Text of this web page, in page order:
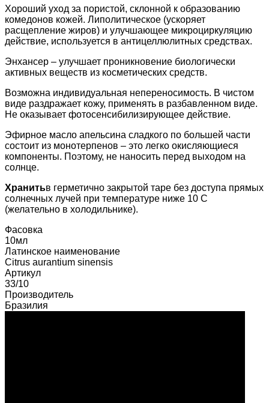
Хороший уход за пористой, склонной к образованию
комедонов кожей. Липолитическое (ускоряет
расщепление жиров) и улучшающее микроциркуляцию
действие, используется в антицеллюлитных средствах.
Энхансер – улучшает проникновение биологически
активных веществ из косметических средств.
Возможна индивидуальная непереносимость. В чистом
виде раздражает кожу, применять в разбавленном виде.
Не оказывает фотосенсибилизирующее действие.
Эфирное масло апельсина сладкого по большей части
состоит из монотерпенов – это легко окисляющиеся
компоненты. Поэтому, не наносить перед выходом на
солнце.
Хранитьв герметично закрытой таре без доступа прямых
солнечных лучей при температуре ниже 10 С
(желательно в холодильнике).
Фасовка
10мл
Латинское наименование
Citrus aurantium sinensis
Артикул
33/10
Производитель
Бразилия